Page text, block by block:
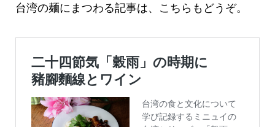
台湾の麺にまつわる記事は、こちらもどうぞ。